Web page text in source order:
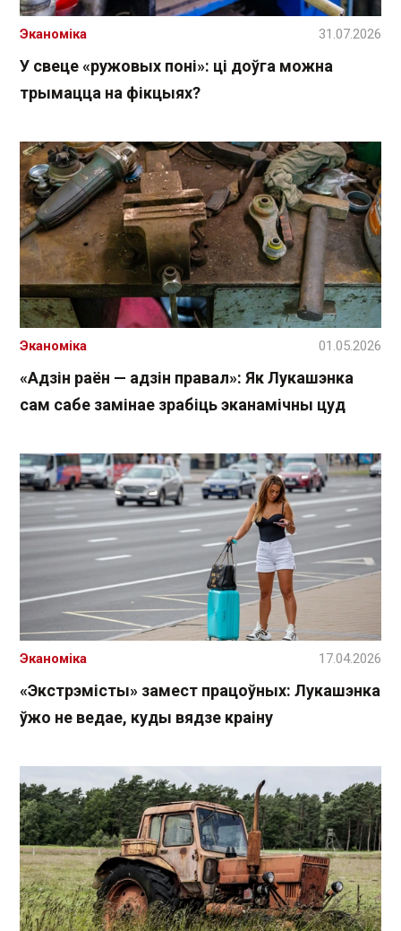
У свеце «ружовых поні»: ці доўга можна
трымацца на фікцыях?
Эканоміка 31.07.2026
«Адзін раён — адзін правал»: Як Лукашэнка
сам сабе замінае зрабіць эканамічны цуд
Эканоміка 01.05.2026
«Экстрэмісты» замест працоўных: Лукашэнка
ўжо не ведае, куды вядзе краіну
Эканоміка 17.04.2026